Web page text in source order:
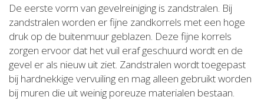
De eerste vorm van gevelreiniging is zandstralen. Bij
zandstralen worden er fijne zandkorrels met een hoge
druk op de buitenmuur geblazen. Deze fijne korrels
zorgen ervoor dat het vuil eraf geschuurd wordt en de
gevel er als nieuw uit ziet. Zandstralen wordt toegepast
bij hardnekkige vervuiling en mag alleen gebruikt worden
bij muren die uit weinig poreuze materialen bestaan.